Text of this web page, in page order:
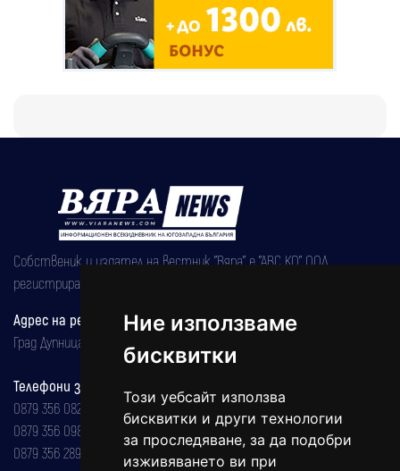
Ние използваме
бисквитки
Този уебсайт използва
бисквитки и други технологии
за проследяване, за да подобри
изживяването ви при
Собственик и издател на вестник "Вяра" е "АВС КО" ООД,
регистрирана на 08.05.2002 година.
Адрес на редакцията
Град Дупница, ул.''Христо Ботев" 43
Телефони за реклама и абонаменти
0879 356 082
0879 356 098
0879 356 289